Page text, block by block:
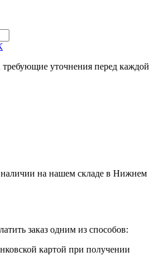
уточнения перед каждой
на нашем складе в Нижнем
заказ одним из способов:
картой при получении